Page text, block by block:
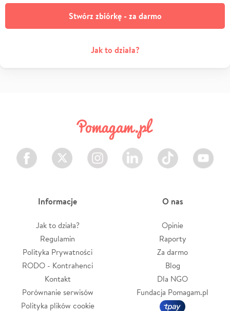
Stwórz zbiórkę - za darmo
Jak to działa?
Facebook Twitter Instagram LinkedIn TikTok Youtube
Informacje
Jak to działa?
Regulamin
Polityka Prywatności
RODO - Kontrahenci
Kontakt
Porównanie serwisów
Polityka plików cookie
O nas
Opinie
Raporty
Za darmo
Blog
Dla NGO
Fundacja Pomagam.pl